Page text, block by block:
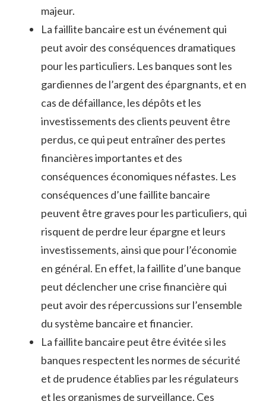
majeur.
La faillite bancaire est un événement qui
peut avoir des conséquences dramatiques
pour les particuliers. Les banques sont les
gardiennes de l’argent des épargnants, et en
cas de défaillance, les dépôts et les
investissements des clients peuvent être
perdus, ce qui peut entraîner des pertes
financières importantes et des
conséquences économiques néfastes. Les
conséquences d’une faillite bancaire
peuvent être graves pour les particuliers, qui
risquent de perdre leur épargne et leurs
investissements, ainsi que pour l’économie
en général. En effet, la faillite d’une banque
peut déclencher une crise financière qui
peut avoir des répercussions sur l’ensemble
du système bancaire et financier.
La faillite bancaire peut être évitée si les
banques respectent les normes de sécurité
et de prudence établies par les régulateurs
et les organismes de surveillance. Ces